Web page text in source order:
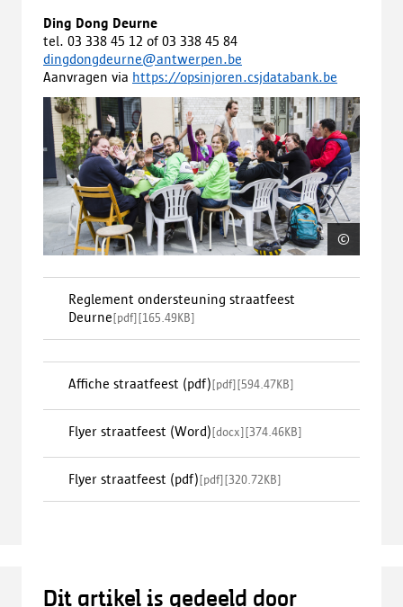
Ding Dong Deurne
tel. 03 338 45 12 of 03 338 45 84
dingdongdeurne@antwerpen.be
Aanvragen via https://opsinjoren.csjdatabank.be
©
Reglement ondersteuning straatfeest
Deurne[pdf][165.49KB]
Affiche straatfeest (pdf)[pdf][594.47KB]
Flyer straatfeest (Word)[docx][374.46KB]
Flyer straatfeest (pdf)[pdf][320.72KB]
Dit artikel is gedeeld door